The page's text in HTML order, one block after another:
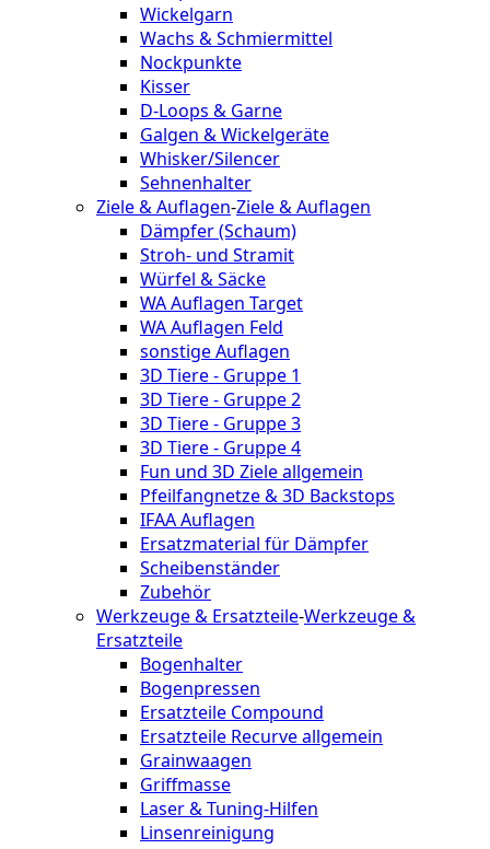
Wickelgarn
Wachs & Schmiermittel
Nockpunkte
Kisser
D-Loops & Garne
Galgen & Wickelgeräte
Whisker/Silencer
Sehnenhalter
Ziele & Auflagen-Ziele & Auflagen
Dämpfer (Schaum)
Stroh- und Stramit
Würfel & Säcke
WA Auflagen Target
WA Auflagen Feld
sonstige Auflagen
3D Tiere - Gruppe 1
3D Tiere - Gruppe 2
3D Tiere - Gruppe 3
3D Tiere - Gruppe 4
Fun und 3D Ziele allgemein
Pfeilfangnetze & 3D Backstops
IFAA Auflagen
Ersatzmaterial für Dämpfer
Scheibenständer
Zubehör
Werkzeuge & Ersatzteile-Werkzeuge &
Ersatzteile
Bogenhalter
Bogenpressen
Ersatzteile Compound
Ersatzteile Recurve allgemein
Grainwaagen
Griffmasse
Laser & Tuning-Hilfen
Linsenreinigung